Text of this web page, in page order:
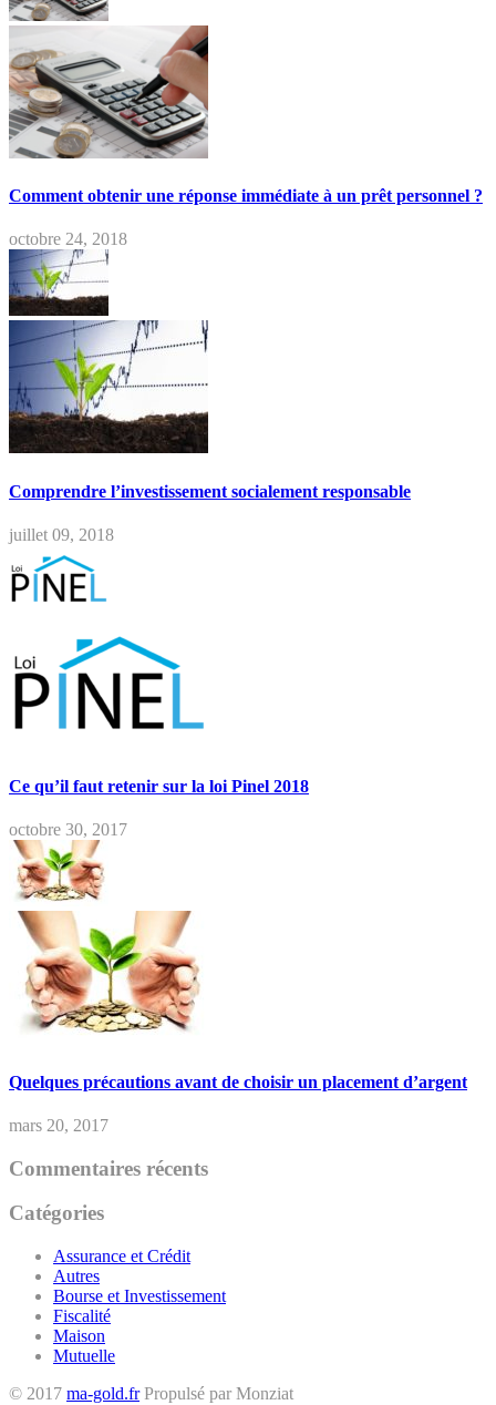
Comment obtenir une réponse immédiate à un prêt personnel ?
octobre 24, 2018
Comprendre l’investissement socialement responsable
juillet 09, 2018
Ce qu’il faut retenir sur la loi Pinel 2018
octobre 30, 2017
Quelques précautions avant de choisir un placement d’argent
mars 20, 2017
Commentaires récents
Catégories
Assurance et Crédit
Autres
Bourse et Investissement
Fiscalité
Maison
Mutuelle
© 2017 ma-gold.frPropulsé par Monziat